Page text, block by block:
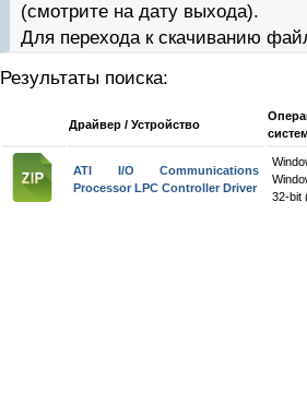
(смотрите на дату выхода).
Для перехода к скачиванию
Результаты поиска:
Драйвер / Устройство
ATI I/O Communications
Processor LPC Controller Driver
32-bit